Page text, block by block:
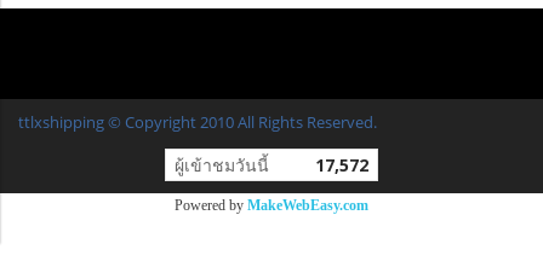
ttlxshipping © Copyright 2010 All Rights Reserved.
ผู้เข้าชมวันนี้ 17,572
Powered by MakeWebEasy.com